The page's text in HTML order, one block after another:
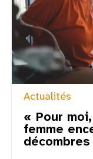
Actualités
« Pour
femme